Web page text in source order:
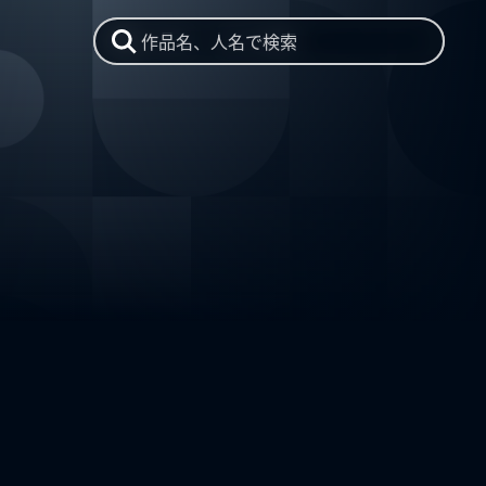
作品名、人名で検索